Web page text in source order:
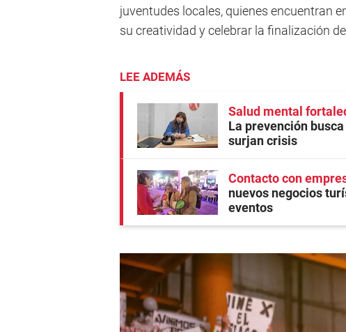
juventudes locales, quienes encuentran
su creatividad y celebrar la finalización
LEE ADEMÁS
Salud mental
La prevención
surjan crisis
Contacto con
nuevos negocios
eventos